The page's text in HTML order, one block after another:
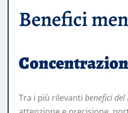
Benefici
Tra i più rilevanti benefici del